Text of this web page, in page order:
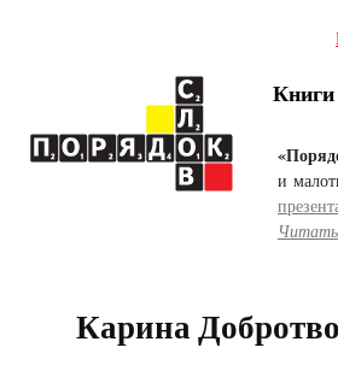
Книги
и
Карина